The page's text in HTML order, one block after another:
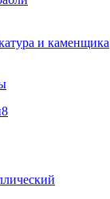
и каменщика
8